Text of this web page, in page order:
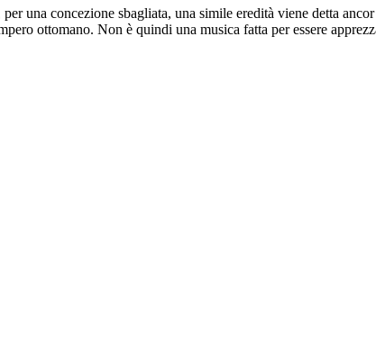
una concezione sbagliata, una simile eredità viene detta
ottomano. Non è quindi una musica fatta per essere